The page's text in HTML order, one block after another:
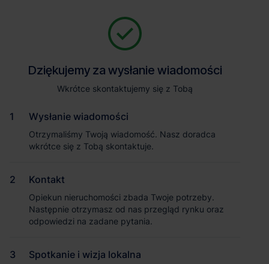
Dziękujemy za wysłanie wiadomości
Wkrótce skontaktujemy się z Tobą
Wysłanie wiadomości
Otrzymaliśmy Twoją wiadomość. Nasz doradca
wkrótce się z Tobą skontaktuje.
Kontakt
Opiekun nieruchomości zbada Twoje potrzeby.
Następnie otrzymasz od nas przegląd rynku oraz
odpowiedzi na zadane pytania.
Spotkanie i wizja lokalna
Jesteśmy tu, żeby Ci pomóc. Niezależnie od tego, na jakim etapie
pomożemy Ci wybrać najlepszą ofertę. Napisz do nas!
Imię i nazwisko
Nazwa firmy
Email służbowy
Dziękujemy za wysłanie wiadomości
Wkrótce skontaktujemy się z Tobą
Wysłanie wiadomości
Otrzymaliśmy Twoją wiadomość. Nasz doradca
wkrótce się z Tobą skontaktuje.
Kontakt
Opiekun nieruchomości zbada Twoje potrzeby.
Następnie otrzymasz od nas przegląd rynku oraz
odpowiedzi na zadane pytania.
Spotkanie i wizja lokalna